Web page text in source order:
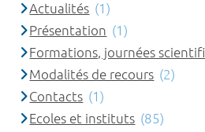
Actualités (1)
Présentation (1)
Formations, journées
Modalités de recours (2)
Contacts (1)
Ecoles et instituts (85)